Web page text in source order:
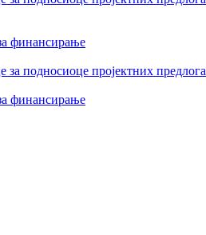
финансирање
подносиоце пројектних предлога
финансирање